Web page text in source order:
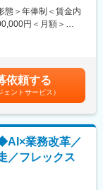
ットフォームと掛け
イナー、エンジニア
ができる
LPを公開
やフォロー、新規
の立案や検討、採
れます。
、スムーズかつ迅
ロジェクトを推進
態＞年俸制＜賃金内
円＜月額＞
依頼する
ェントサービス）
業務改革／
／フレックス